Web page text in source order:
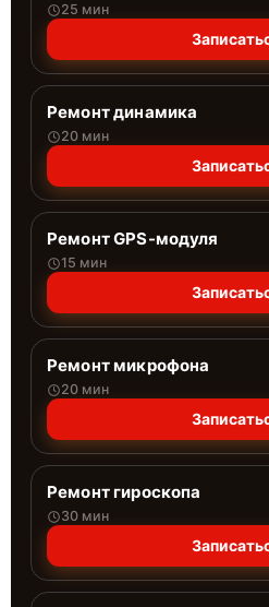
25 мин
Ремонт динамика
20 мин
Ремонт GPS-модуля
15 мин
Ремонт микрофона
20 мин
Ремонт гироскопа
30 мин